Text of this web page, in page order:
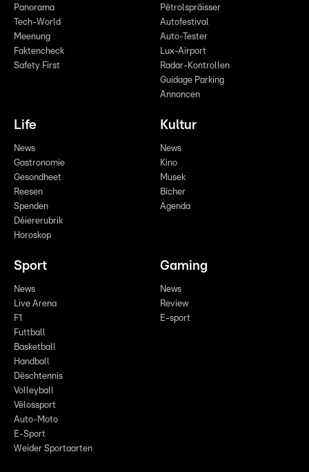
Panorama
Tech-World
Meenung
Faktencheck
Safety First
Pëtrolspräisser
Autofestival
Auto-Tester
Lux-Airport
Radar-Kontrollen
Guidage Parking
Annoncen
Life
News
Gastronomie
Gesondheet
Reesen
Spenden
Déiererubrik
Horoskop
Kultur
News
Kino
Musek
Bicher
Agenda
Sport
News
Live Arena
F1
Futtball
Basketball
Handball
Dëschtennis
Volleyball
Vëlossport
Auto-Moto
E-Sport
Weider Sportaarten
Gaming
News
Review
E-sport